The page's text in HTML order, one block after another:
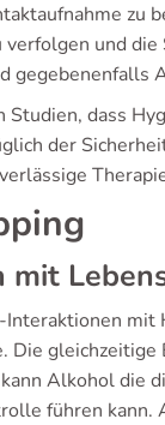
zu
und
gegebenenfalls
Studien, dass
der
mit
mit
Die
Alkohol die
führen